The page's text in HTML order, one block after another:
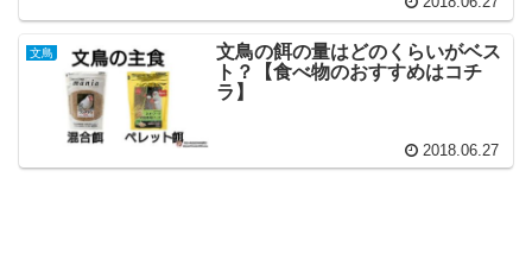
文鳥
文鳥の餌の量はどのくらいがベス
ト？【食べ物のおすすめはコチ
ラ】
2018.06.27